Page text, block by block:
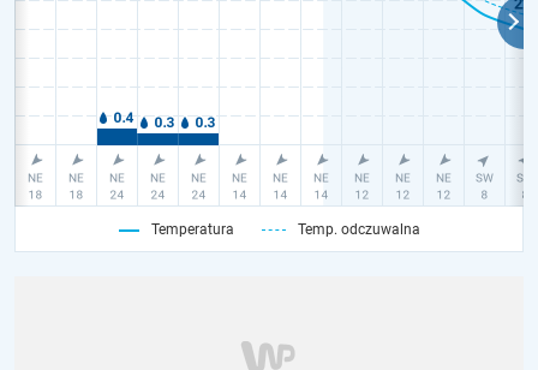
Temperatura Temp. odczuwalna